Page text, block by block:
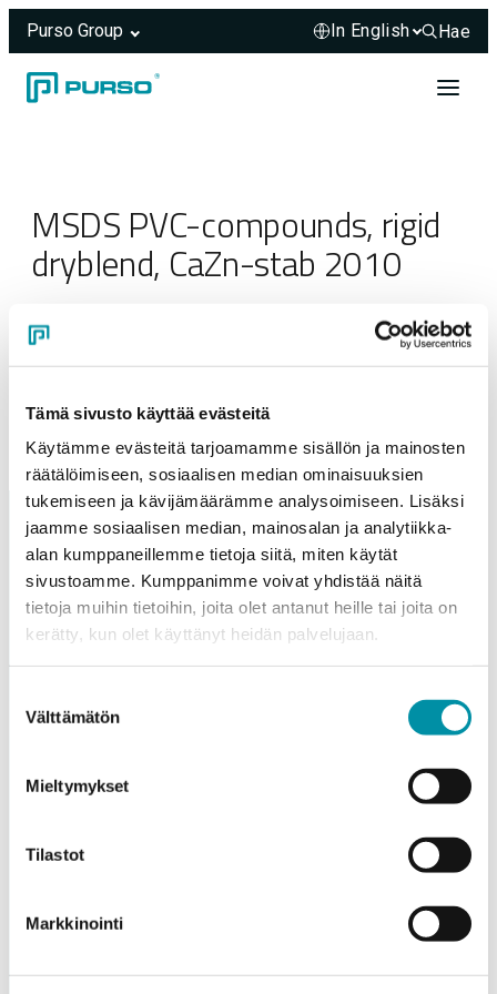
Tämä sivusto käyttää evästeitä
Käytämme evästeitä tarjoamamme sisällön ja mainosten
räätälöimiseen, sosiaalisen median ominaisuuksien
tukemiseen ja kävijämäärämme analysoimiseen. Lisäksi
jaamme sosiaalisen median, mainosalan ja analytiikka-
alan kumppaneillemme tietoja siitä, miten käytät
sivustoamme. Kumppanimme voivat yhdistää näitä
tietoja muihin tietoihin, joita olet antanut heille tai joita on
kerätty, kun olet käyttänyt heidän palvelujaan.
valinta
Välttämätön
Mieltymykset
Tilastot
Markkinointi
Purso Group
Hae
Hae
MSDS PVC-compounds, rigid
dryblend, CaZn-stab 2010
37200, Siuro
purso@purso.fi
References